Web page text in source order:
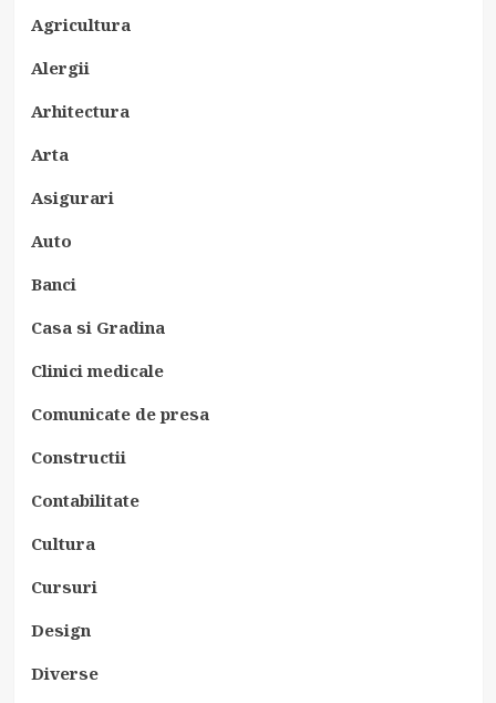
Agricultura
Alergii
Arhitectura
Arta
Asigurari
Auto
Banci
Casa si Gradina
Clinici medicale
Comunicate de presa
Constructii
Contabilitate
Cultura
Cursuri
Design
Diverse